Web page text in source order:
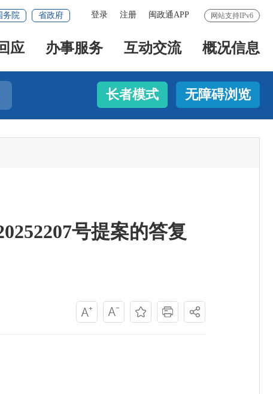
网站支持IPv6
登录 注册 闽政通APP
务院 省政府
应 办事服务 互动交流 概况信息
长者模式 无障碍浏览
号提案的答复